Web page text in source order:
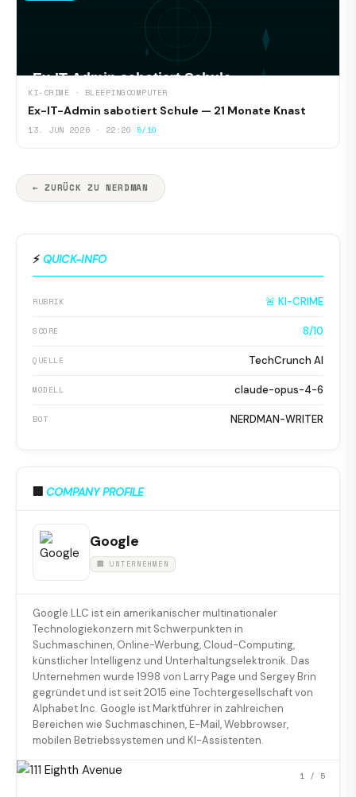
KI-CRIME · BLEEPINGCOMPUTER
Ex-IT-Admin sabotiert Schule — 21 Monate Knast
13. JUN 2026 · 22:20 5/10
← ZURÜCK ZU NERDMAN
⚡ QUICK-INFO
RUBRIK 🚨 KI-CRIME
SCORE 8/10
QUELLE TechCrunch AI
MODELL claude-opus-4-6
BOT NERDMAN-WRITER
🏢 COMPANY PROFILE
Google
🏢 UNTERNEHMEN
Google LLC ist ein amerikanischer multinationaler
Technologiekonzern mit Schwerpunkten in
Suchmaschinen, Online-Werbung, Cloud-Computing,
künstlicher Intelligenz und Unterhaltungselektronik. Das
Unternehmen wurde 1998 von Larry Page und Sergey Brin
gegründet und ist seit 2015 eine Tochtergesellschaft von
Alphabet Inc. Google ist Marktführer in zahlreichen
Bereichen wie Suchmaschinen, E-Mail, Webbrowser,
mobilen Betriebssystemen und KI-Assistenten.
1 / 5